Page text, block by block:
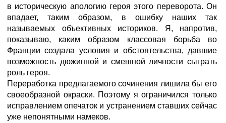
в историческую апологию героя этого переворота. Он
впадает, таким образом, в ошибку наших так
называемых объективных историков. Я, напротив,
показываю, каким образом классовая борьба во
Франции создала условия и обстоятельства, давшие
возможность дюжинной и смешной личности сыграть
роль героя.
Переработка предлагаемого сочинения лишила бы его
своеобразной окраски. Поэтому я ограничился только
исправлением опечаток и устранением ставших сейчас
уже непонятными намеков.